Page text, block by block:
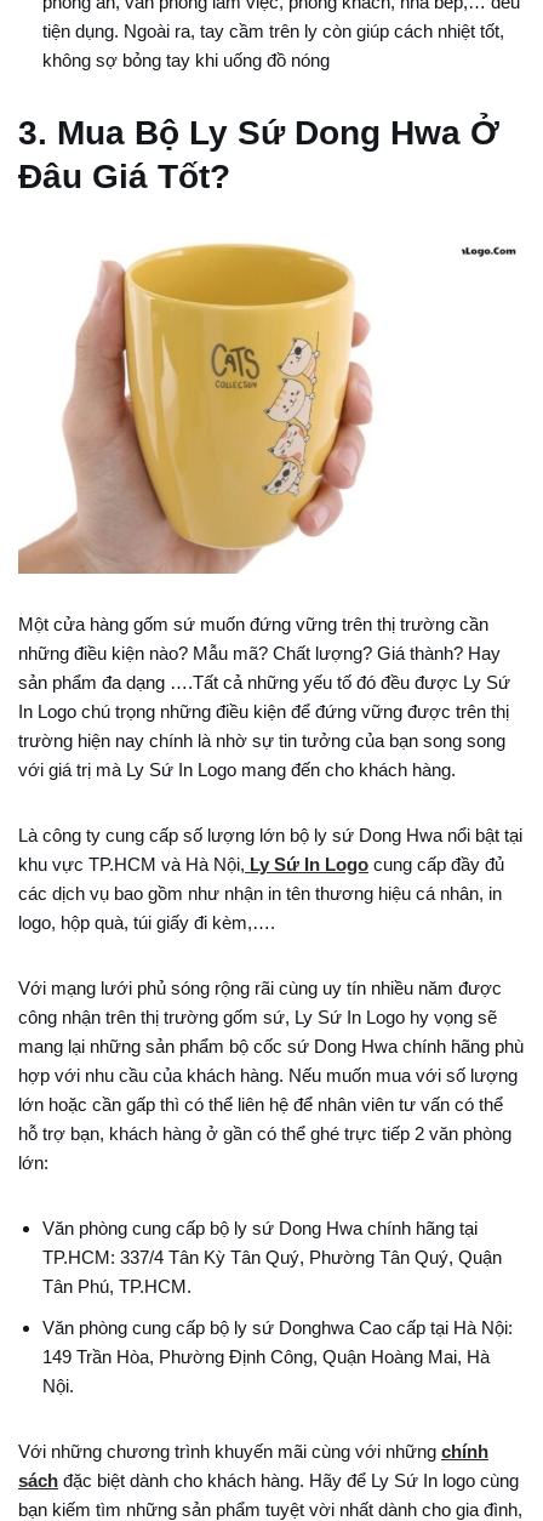
tiện dụng. Ngoài ra, tay cầm trên ly còn giúp cách nhiệt tốt,
không sợ bỏng tay khi uống đồ nóng
3. Mua Bộ Ly Sứ Dong Hwa Ở
Đâu Giá Tốt?
Một cửa hàng gốm sứ muốn đứng vững trên thị trường cần
những điều kiện nào? Mẫu mã? Chất lượng? Giá thành? Hay
sản phẩm đa dạng ….Tất cả những yếu tố đó đều được Ly Sứ
In Logo chú trọng những điều kiện để đứng vững được trên thị
trường hiện nay chính là nhờ sự tin tưởng của bạn song song
với giá trị mà Ly Sứ In Logo mang đến cho khách hàng.
Là công ty cung cấp số lượng lớn bộ ly sứ Dong Hwa nổi bật tại
khu vực TP.HCM và Hà Nội, Ly Sứ In Logo cung cấp đầy đủ
các dịch vụ bao gồm như nhận in tên thương hiệu cá nhân, in
logo, hộp quà, túi giấy đi kèm,….
Với mạng lưới phủ sóng rộng rãi cùng uy tín nhiều năm được
công nhận trên thị trường gốm sứ, Ly Sứ In Logo hy vọng sẽ
mang lại những sản phẩm bộ cốc sứ Dong Hwa chính hãng phù
hợp với nhu cầu của khách hàng. Nếu muốn mua với số lượng
lớn hoặc cần gấp thì có thể liên hệ để nhân viên tư vấn có thể
hỗ trợ bạn, khách hàng ở gần có thể ghé trực tiếp 2 văn phòng
lớn:
Văn phòng cung cấp bộ ly sứ Dong Hwa chính hãng tại
TP.HCM: 337/4 Tân Kỳ Tân Quý, Phường Tân Quý, Quận
Tân Phú, TP.HCM.
Văn phòng cung cấp bộ ly sứ Donghwa Cao cấp tại Hà Nội:
149 Trần Hòa, Phường Định Công, Quận Hoàng Mai, Hà
Nội.
Với những chương trình khuyến mãi cùng với những chính
sách đặc biệt dành cho khách hàng. Hãy để Ly Sứ In logo cùng
bạn kiếm tìm những sản phẩm tuyệt vời nhất dành cho gia đình,